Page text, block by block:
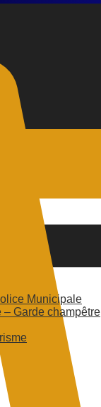
Municipale
– Garde champêtre